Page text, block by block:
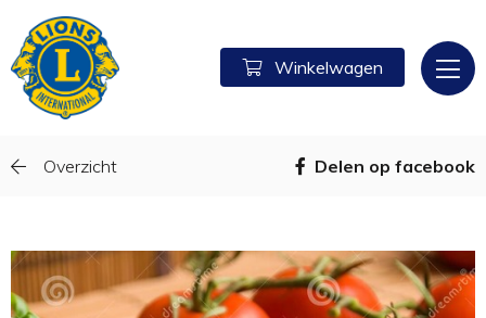
Winkelwagen
Overzicht Delen op facebook